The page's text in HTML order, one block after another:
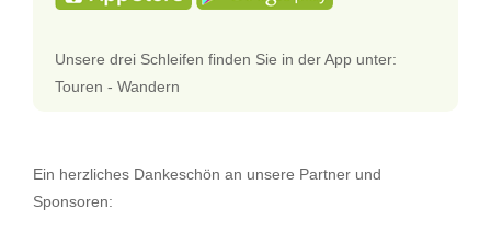
Unsere drei Schleifen finden Sie in der App unter:
Touren - Wandern
Ein herzliches Dankeschön an unsere Partner und
Sponsoren: